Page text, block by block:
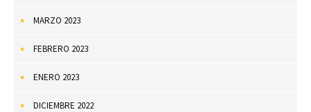
MARZO 2023
FEBRERO 2023
ENERO 2023
DICIEMBRE 2022